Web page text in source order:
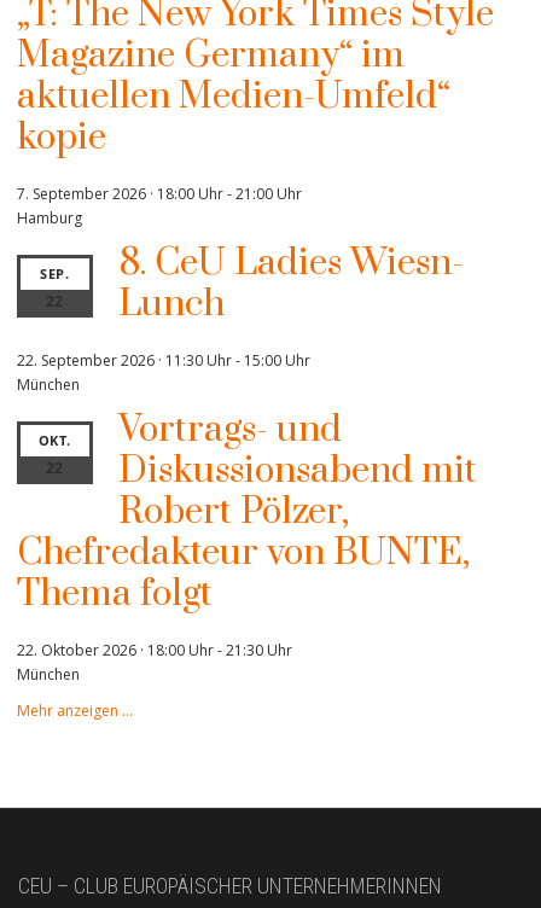
„T: The New York Times Style
Magazine Germany“ im
aktuellen Medien-Umfeld“
kopie
7. September 2026 · 18:00 Uhr-21:00 Uhr
Hamburg
SEP.
22
8. CeU Ladies Wiesn-
Lunch
22. September 2026 · 11:30 Uhr- 15:00 Uhr
München
OKT.
22
Vortrags- und
Diskussionsabend mit
Robert Pölzer,
Chefredakteur von BUNTE,
Thema folgt
22. Oktober 2026 · 18:00 Uhr-21:30 Uhr
München
Mehr anzeigen …
CEU – CLUB EUROPÄISCHER UNTERNEHMERINNEN